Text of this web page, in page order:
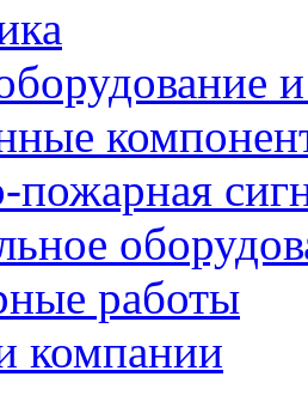
работы
компании